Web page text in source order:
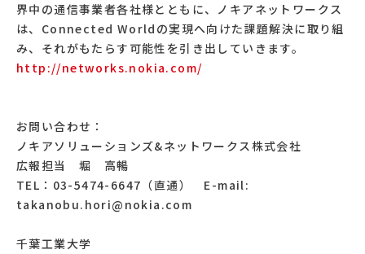
界中の通信事業者各社様とともに、ノキアネットワークス
は、Connected Worldの実現へ向けた課題解決に取り組
み、それがもたらす可能性を引き出していきます。
http://networks.nokia.com/
お問い合わせ：
ノキアソリューションズ&ネットワークス株式会社
広報担当 堀 高暢
TEL：03-5474-6647（直通） E-mail:
takanobu.hori@nokia.com
千葉工業大学